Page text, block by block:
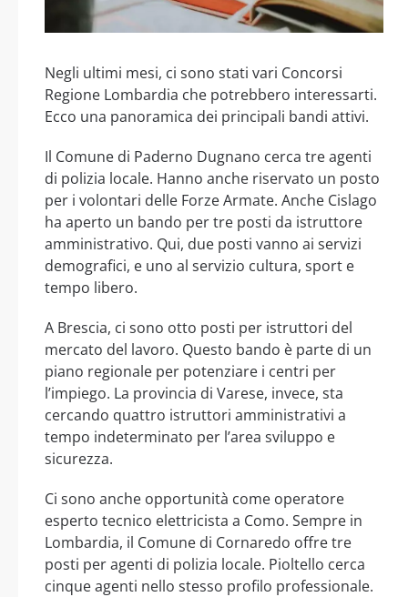
Negli ultimi mesi, ci sono stati vari Concorsi
Regione Lombardia che potrebbero interessarti.
Ecco una panoramica dei principali bandi attivi.
Il Comune di Paderno Dugnano cerca tre agenti
di polizia locale. Hanno anche riservato un posto
per i volontari delle Forze Armate. Anche Cislago
ha aperto un bando per tre posti da istruttore
amministrativo. Qui, due posti vanno ai servizi
demografici, e uno al servizio cultura, sport e
tempo libero.
A Brescia, ci sono otto posti per istruttori del
mercato del lavoro. Questo bando è parte di un
piano regionale per potenziare i centri per
l’impiego. La provincia di Varese, invece, sta
cercando quattro istruttori amministrativi a
tempo indeterminato per l’area sviluppo e
sicurezza.
Ci sono anche opportunità come operatore
esperto tecnico elettricista a Como. Sempre in
Lombardia, il Comune di Cornaredo offre tre
posti per agenti di polizia locale. Pioltello cerca
cinque agenti nello stesso profilo professionale.